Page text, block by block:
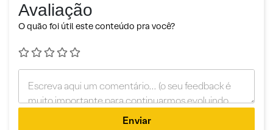
Avaliação
O quão foi útil este conteúdo pra você?
Enviar